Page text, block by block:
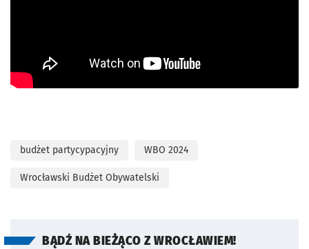
budżet partycypacyjny WBO 2024
Wrocławski Budżet Obywatelski
BĄDŹ NA BIEŻĄCO Z WROCŁAWIEM!